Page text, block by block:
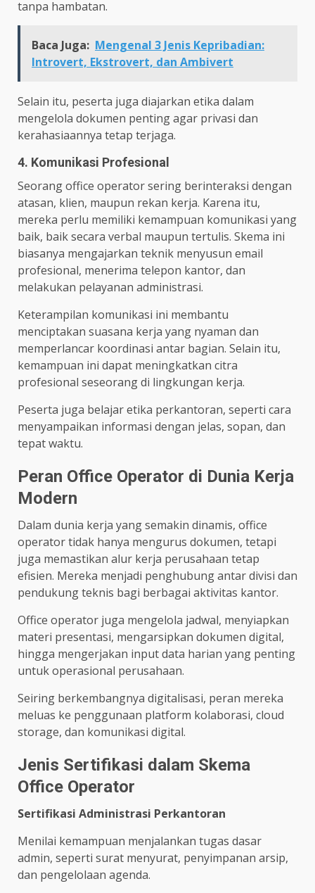
tanpa hambatan.
Baca Juga: Mengenal 3 Jenis Kepribadian:
Introvert, Ekstrovert, dan Ambivert
Selain itu, peserta juga diajarkan etika dalam
mengelola dokumen penting agar privasi dan
kerahasiaannya tetap terjaga.
4. Komunikasi Profesional
Seorang office operator sering berinteraksi dengan
atasan, klien, maupun rekan kerja. Karena itu,
mereka perlu memiliki kemampuan komunikasi yang
baik, baik secara verbal maupun tertulis. Skema ini
biasanya mengajarkan teknik menyusun email
profesional, menerima telepon kantor, dan
melakukan pelayanan administrasi.
Keterampilan komunikasi ini membantu
menciptakan suasana kerja yang nyaman dan
memperlancar koordinasi antar bagian. Selain itu,
kemampuan ini dapat meningkatkan citra
profesional seseorang di lingkungan kerja.
Peserta juga belajar etika perkantoran, seperti cara
menyampaikan informasi dengan jelas, sopan, dan
tepat waktu.
Peran Office Operator di Dunia Kerja
Modern
Dalam dunia kerja yang semakin dinamis, office
operator tidak hanya mengurus dokumen, tetapi
juga memastikan alur kerja perusahaan tetap
efisien. Mereka menjadi penghubung antar divisi dan
pendukung teknis bagi berbagai aktivitas kantor.
Office operator juga mengelola jadwal, menyiapkan
materi presentasi, mengarsipkan dokumen digital,
hingga mengerjakan input data harian yang penting
untuk operasional perusahaan.
Seiring berkembangnya digitalisasi, peran mereka
meluas ke penggunaan platform kolaborasi, cloud
storage, dan komunikasi digital.
Jenis Sertifikasi dalam Skema
Office Operator
Sertifikasi Administrasi Perkantoran
Menilai kemampuan menjalankan tugas dasar
admin, seperti surat menyurat, penyimpanan arsip,
dan pengelolaan agenda.